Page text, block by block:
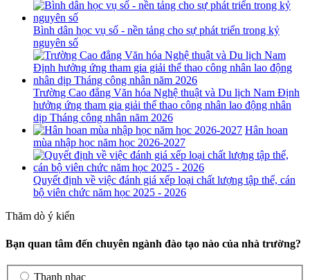
Bình dân học vụ số - nền tảng cho sự phát triển trong kỷ
nguyên số
Trường Cao đẳng Văn hóa Nghệ thuật và Du lịch Nam Định
hưởng ứng tham gia giải thể thao công nhân lao động nhân
dịp Tháng công nhân năm 2026
Hân hoan
mùa nhập học năm học 2026-2027
Quyết định về việc đánh giá xếp loại chất lượng tập thể, cán
bộ viên chức năm học 2025 - 2026
Thăm dò ý kiến
Bạn quan tâm đến chuyên ngành đào tạo nào của nhà trường?
Thanh nhạc